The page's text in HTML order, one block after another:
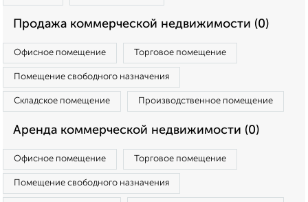
Продажа коммерческой недвижимости (0)
Офисное помещение Торговое помещение
Помещение свободного назначения
Складское помещение Производственное помещение
Аренда коммерческой недвижимости (0)
Офисное помещение Торговое помещение
Помещение свободного назначения